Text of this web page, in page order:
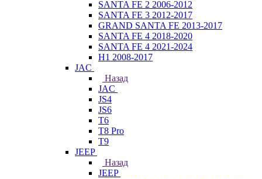
SANTA FE 2 2006-2012
SANTA FE 3 2012-2017
GRAND SANTA FE 2013-2017
SANTA FE 4 2018-2020
SANTA FE 4 2021-2024
H1 2008-2017
JAC
Назад
JAC
JS4
JS6
T6
T8 Pro
T9
JEEP
Назад
JEEP